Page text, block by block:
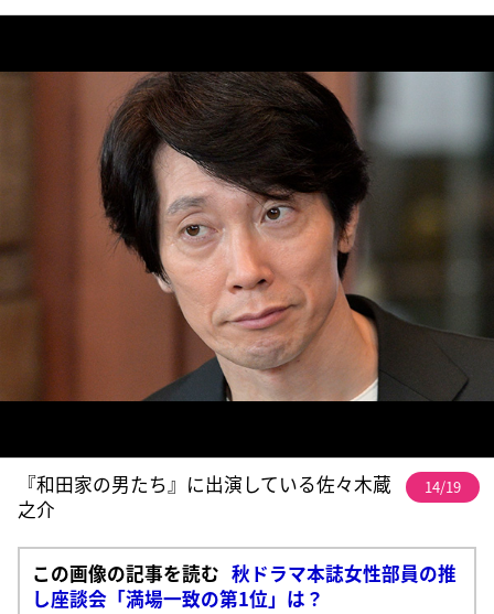
『和田家の男たち』に出演している佐々木蔵
之介
14/19
この画像の記事を読む 秋ドラマ本誌女性部員の推
し座談会「満場一致の第1位」は？